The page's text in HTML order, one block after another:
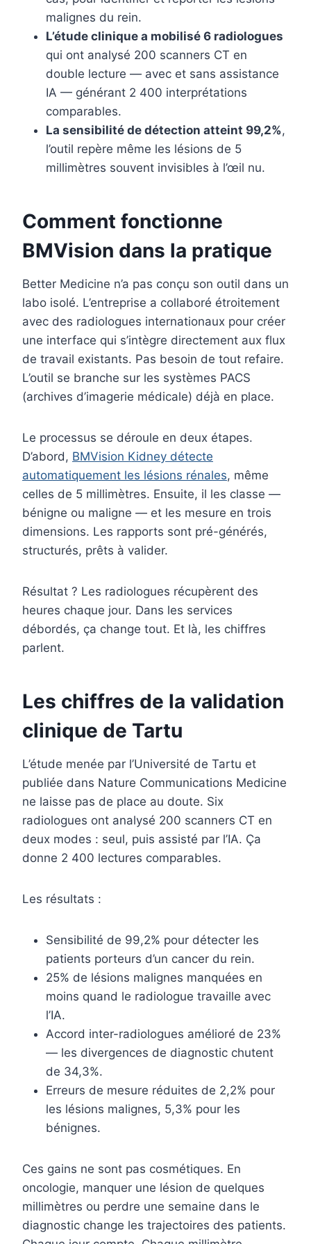
malignes du rein.
L’étude clinique a mobilisé 6 radiologues
qui ont analysé 200 scanners CT en
double lecture — avec et sans assistance
IA — générant 2 400 interprétations
comparables.
La sensibilité de détection atteint 99,2%,
l’outil repère même les lésions de 5
millimètres souvent invisibles à l’œil nu.
Comment fonctionne
BMVision dans la pratique
Better Medicine n’a pas conçu son outil dans un
labo isolé. L’entreprise a collaboré étroitement
avec des radiologues internationaux pour créer
une interface qui s’intègre directement aux flux
de travail existants. Pas besoin de tout refaire.
L’outil se branche sur les systèmes PACS
(archives d’imagerie médicale) déjà en place.
Le processus se déroule en deux étapes.
D’abord, BMVision Kidney détecte
automatiquement les lésions rénales, même
celles de 5 millimètres. Ensuite, il les classe —
bénigne ou maligne — et les mesure en trois
dimensions. Les rapports sont pré-générés,
structurés, prêts à valider.
Résultat ? Les radiologues récupèrent des
heures chaque jour. Dans les services
débordés, ça change tout. Et là, les chiffres
parlent.
Les chiffres de la validation
clinique de Tartu
L’étude menée par l’Université de Tartu et
publiée dans Nature Communications Medicine
ne laisse pas de place au doute. Six
radiologues ont analysé 200 scanners CT en
deux modes : seul, puis assisté par l’IA. Ça
donne 2 400 lectures comparables.
Les résultats :
Sensibilité de 99,2% pour détecter les
patients porteurs d’un cancer du rein.
25% de lésions malignes manquées en
moins quand le radiologue travaille avec
l’IA.
Accord inter-radiologues amélioré de 23%
— les divergences de diagnostic chutent
de 34,3%.
Erreurs de mesure réduites de 2,2% pour
les lésions malignes, 5,3% pour les
bénignes.
Ces gains ne sont pas cosmétiques. En
oncologie, manquer une lésion de quelques
millimètres ou perdre une semaine dans le
diagnostic change les trajectoires des patients.